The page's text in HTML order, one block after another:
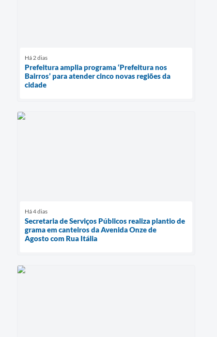
Há 2 dias
Prefeitura amplia programa ‘Prefeitura nos
Bairros’ para atender cinco novas regiões da
cidade
Há 4 dias
Secretaria de Serviços Públicos realiza plantio de
grama em canteiros da Avenida Onze de
Agosto com Rua Itália